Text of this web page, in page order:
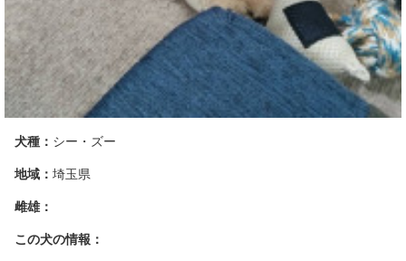
犬種： シー・ズー
地域：埼玉県
雌雄：
この犬の情報：